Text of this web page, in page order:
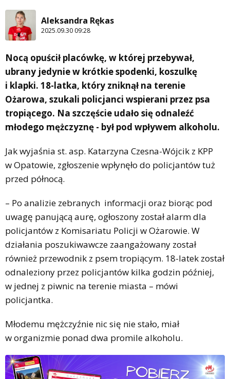
Aleksandra Rękas
2025.09.30 09:28
Nocą opuścił placówkę, w której przebywał,
ubrany jedynie w krótkie spodenki, koszulkę
i klapki. 18-latka, który zniknął na terenie
Ożarowa, szukali policjanci wspierani przez psa
tropiącego. Na szczęście udało się odnaleźć
młodego mężczyznę - był pod wpływem alkoholu.
Jak wyjaśnia st. asp. Katarzyna Czesna-Wójcik z KPP
w Opatowie, zgłoszenie wpłynęło do policjantów tuż
przed północą.
– Po analizie zebranych informacji oraz biorąc pod
uwagę panującą aurę, ogłoszony został alarm dla
policjantów z Komisariatu Policji w Ożarowie. W
działania poszukiwawcze zaangażowany został
również przewodnik z psem tropiącym. 18-latek został
odnaleziony przez policjantów kilka godzin później,
w jednej z piwnic na terenie miasta – mówi
policjantka.
Młodemu mężczyźnie nic się nie stało, miał
w organizmie ponad dwa promile alkoholu.